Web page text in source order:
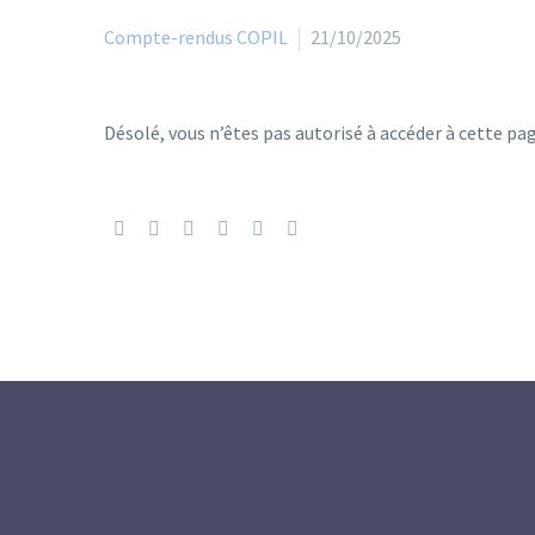
Compte-rendus COPIL 21/10/2025
Désolé, vous n’êtes pas autorisé à accéder à cette